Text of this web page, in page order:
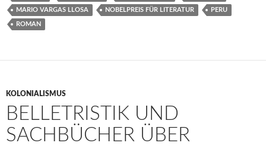
MARIO VARGAS LLOSA NOBELPREIS FÜR LITERATUR PERU
ROMAN
KOLONIALISMUS
BELLETRISTIK UND
SACHBÜCHER ÜBER